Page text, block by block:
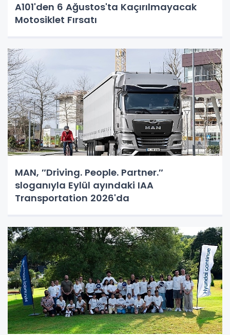
A101'den 6 Ağustos'ta Kaçırılmayacak
Motosiklet Fırsatı
MAN, ″Driving. People. Partner.″
sloganıyla Eylül ayındaki IAA
Transportation 2026'da